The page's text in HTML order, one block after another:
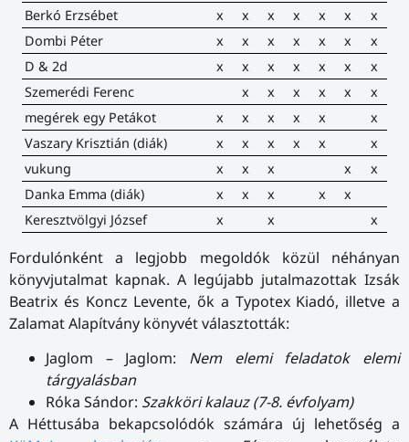
Berkó Erzsébet
x x x x x x
x
Dombi Péter
x x x x x x
x
D & 2d
x x x x x x
x
Szemerédi Ferenc
x x x x x
x
megérek egy Petákot
x x x x x
x
Vaszary Krisztián (diák)
x x x x x
x
vukung
x x x x
x
Danka Emma (diák)
x x x x
x
Keresztvölgyi József
x x x
Fordulónként a legjobb megoldók közül néhányan
könyvjutalmat kapnak. A legújabb jutalmazottak Izsák
Beatrix és Koncz Levente, ők a Typotex Kiadó, illetve a
Zalamat Alapítvány könyvét választották:
Jaglom – Jaglom: Nem elemi feladatok elemi
tárgyalásban
Róka Sándor: Szakköri kalauz (7-8. évfolyam)
A Héttusába bekapcsolódók számára új lehetőség a